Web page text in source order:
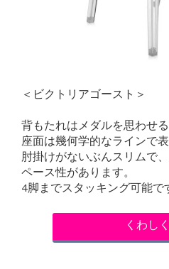
＜ビクトリアゴースト＞
背もたれはメダルを思わせ
座面は幾何学的なラインで
肘掛けがないぶんスリムで
ペース性があります。
4脚までスタッキング可能で
くわし